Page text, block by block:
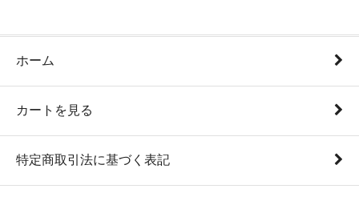
ホーム
カートを見る
特定商取引法に基づく表記